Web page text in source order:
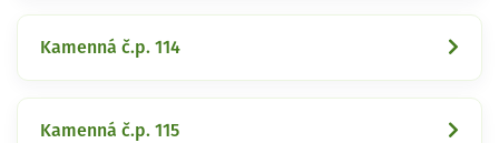
Kamenná č.p. 114
Kamenná č.p. 115